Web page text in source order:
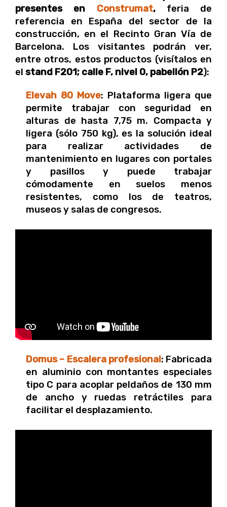
presentes en Construmat,feria de
referencia en España del sector de la
construcción, en el Recinto Gran Vía de
Barcelona. Los visitantes podrán ver,
entre otros, estos productos (visítalos en
el stand F201; calle F, nivel 0, pabellón P2):
Elevah 80 Move: Plataforma ligera que
permite trabajar con seguridad en
alturas de hasta 7,75 m. Compacta y
ligera (sólo 750 kg), es la solución ideal
para realizar actividades de
mantenimiento en lugares con portales
y pasillos y puede trabajar
cómodamente en suelos menos
resistentes, como los de teatros,
museos y salas de congresos.
Domus – Escalera profesional: Fabricada
en aluminio con montantes especiales
tipo C para acoplar peldaños de 130 mm
de ancho y ruedas retráctiles para
facilitar el desplazamiento.